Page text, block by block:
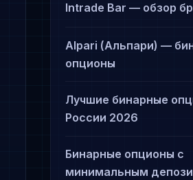
Intrade Bar — обзор
Alpari (Альпари) —
опционы
Лучшие бинарные
России 2026
Бинарные опционы с
минимальным